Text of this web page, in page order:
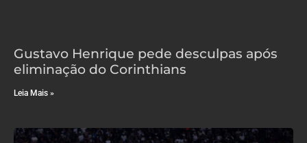
Gustavo Henrique pede desculpas após
eliminação do Corinthians
Leia Mais »